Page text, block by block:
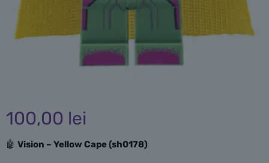
100,00 lei
🤖 Vision – Yellow Cape (sh0178)